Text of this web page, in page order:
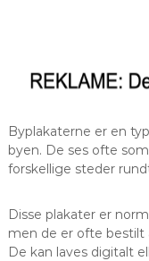
Byplakaterne er en
byen. De ses ofte
forskellige steder
Disse plakater er
men de er ofte bestilt
De kan laves digitalt